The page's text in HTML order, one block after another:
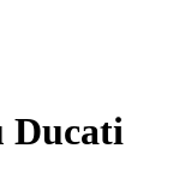
Ducati